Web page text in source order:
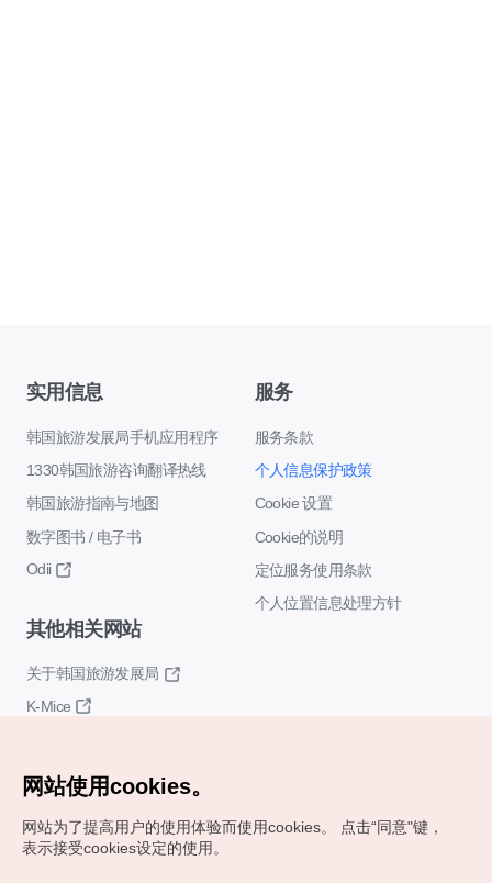
实用信息
韩国旅游发展局手机应用程序
1330韩国旅游咨询翻译热线
韩国旅游指南与地图
数字图书 / 电子书
Odii
服务
服务条款
个人信息保护政策
Cookie 设置
Cookie的说明
定位服务使用条款
个人位置信息处理方针
其他相关网站
关于韩国旅游发展局
K-Mice
网站使用cookies。
网站为了提高用户的使用体验而使用cookies。
点击“同意"键，
表示接受cookies设定的使用。